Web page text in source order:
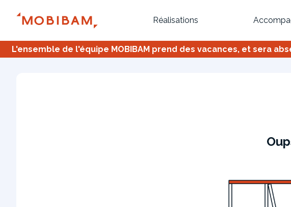
Réalisations
L'ensemble de l'équipe MOBIBAM prend des vacances, et sera